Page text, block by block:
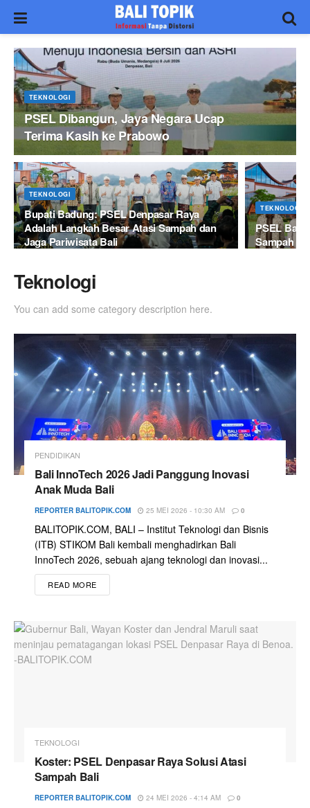
TEKNOLOGI
PSEL Dibangun, Jaya Negara Ucap
Terima Kasih ke Prabowo
TEKNOLOGI
Bupati Badung: PSEL Denpasar Raya
Adalah Langkah Besar Atasi Sampah dan
Jaga Pariwisata Bali
TEKNOLOGI
PSEL Bali
Sampah
Teknologi
You can add some category description here.
PENDIDIKAN
Bali InnoTech 2026 Jadi Panggung Inovasi
Anak Muda Bali
REPORTER BALITOPIK.COM 25 MEI 2026 - 10:30 AM 0
BALITOPIK.COM, BALI – Institut Teknologi dan Bisnis
(ITB) STIKOM Bali kembali menghadirkan Bali
InnoTech 2026, sebuah ajang teknologi dan inovasi...
READ MORE
TEKNOLOGI
Koster: PSEL Denpasar Raya Solusi Atasi
Sampah Bali
REPORTER BALITOPIK.COM 24 MEI 2026 - 4:14 AM 0